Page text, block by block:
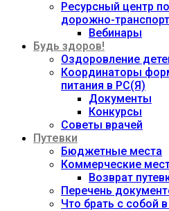
Ресурсный центр
дорожно-
Вебинары
Будь здоров!
Оздоровление
Координаторы
питания в РС(Я)
Документы
Конкурсы
Советы врачей
Путевки
Бюджетные места
Коммерческие
Возврат
Перечень
Что брать с собой